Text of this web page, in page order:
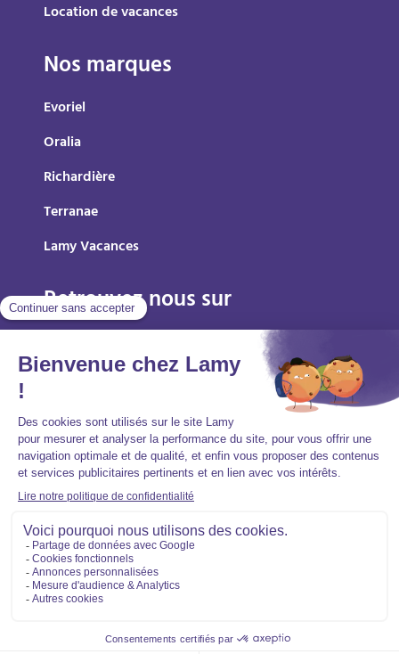
Location de vacances
Nos marques
Evoriel
Oralia
Richardière
Terranae
Lamy Vacances
Retrouvez nous sur
Mentions légales
Politique de protection des données personnelles
Accessibilité : partiellement conforme